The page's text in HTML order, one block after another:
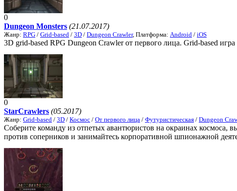
0
Dungeon Monsters (21.07.2017)
Жанр: RPG / Grid-based / 3D / Dungeon Crawler, Платформа: Android / iOS
3D grid-based RPG Dungeon Crawler от первого лица. Grid-based
0
StarCrawlers (05.2017)
Жанр: Grid-based / 3D / Космос / От первого лица / Футуристическая / Dungeon
Соберите команду из отпетых авантюристов на окраинах космоса,
против соперников и занимайтесь корпоративной шпионажной